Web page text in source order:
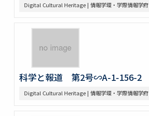
Digital Cultural Heritage | 情報学環・学際情報学府
科学と報道 第2号∽A-1-156-2
Digital Cultural Heritage | 情報学環・学際情報学府